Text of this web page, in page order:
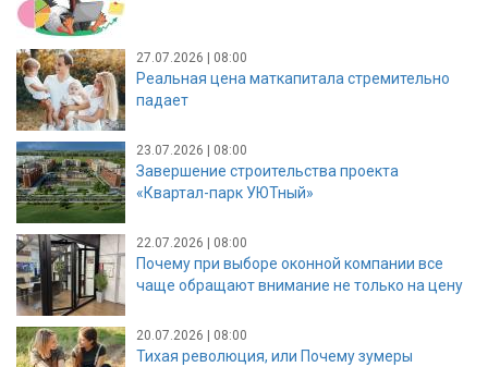
27.07.2026 | 08:00
Реальная цена маткапитала стремительно
падает
23.07.2026 | 08:00
Завершение строительства проекта
«Квартал-парк УЮТный»
22.07.2026 | 08:00
Почему при выборе оконной компании все
чаще обращают внимание не только на цену
20.07.2026 | 08:00
Тихая революция, или Почему зумеры